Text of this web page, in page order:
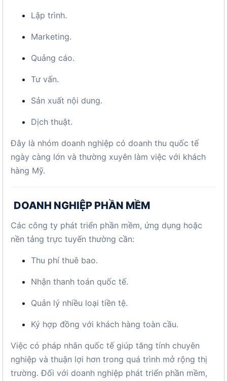
Lập trình.
Marketing.
Quảng cáo.
Tư vấn.
Sản xuất nội dung.
Dịch thuật.
Đây là nhóm doanh nghiệp có doanh thu quốc tế
ngày càng lớn và thường xuyên làm việc với khách
hàng Mỹ.
DOANH NGHIỆP PHẦN MỀM
Các công ty phát triển phần mềm, ứng dụng hoặc
nền tảng trực tuyến thường cần:
Thu phí thuê bao.
Nhận thanh toán quốc tế.
Quản lý nhiều loại tiền tệ.
Ký hợp đồng với khách hàng toàn cầu.
Việc có pháp nhân quốc tế giúp tăng tính chuyên
nghiệp và thuận lợi hơn trong quá trình mở rộng thị
trường. Đối với doanh nghiệp phát triển phần mềm,